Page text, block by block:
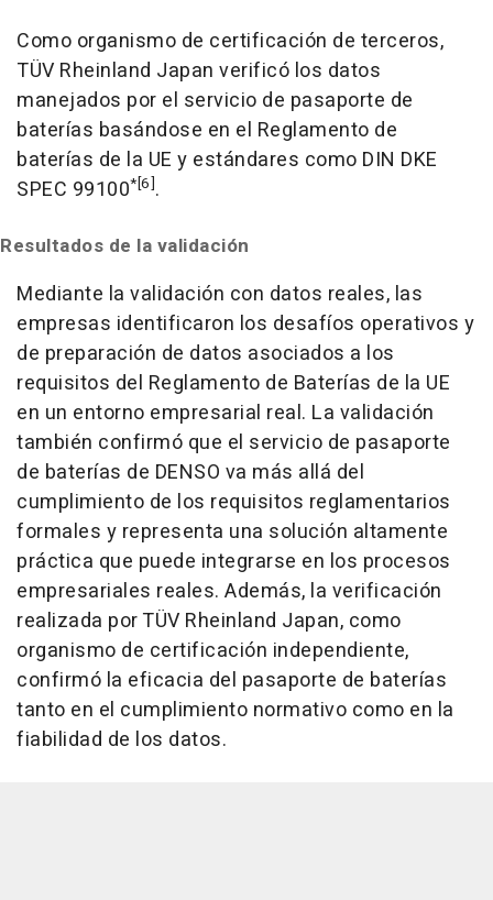
Como organismo de certificación de terceros,
TÜV Rheinland Japan verificó los datos
manejados por el servicio de pasaporte de
baterías basándose en el Reglamento de
baterías de la UE y estándares como DIN DKE
SPEC 99100*[6].
Resultados de la validación
Mediante la validación con datos reales, las
empresas identificaron los desafíos operativos y
de preparación de datos asociados a los
requisitos del Reglamento de Baterías de la UE
en un entorno empresarial real. La validación
también confirmó que el servicio de pasaporte
de baterías de DENSO va más allá del
cumplimiento de los requisitos reglamentarios
formales y representa una solución altamente
práctica que puede integrarse en los procesos
empresariales reales. Además, la verificación
realizada por TÜV Rheinland Japan, como
organismo de certificación independiente,
confirmó la eficacia del pasaporte de baterías
tanto en el cumplimiento normativo como en la
fiabilidad de los datos.